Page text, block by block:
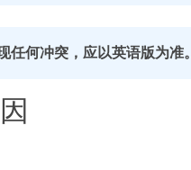
何冲突，应以英语版为准。